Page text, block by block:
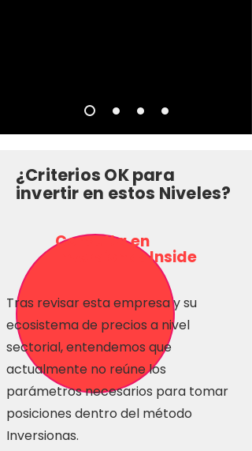
¿Criterios OK para
invertir en estos Niveles?
Consulta en
Inversionas Inside
Tras revisar esta empresa y su
ecosistema de precios a nivel
sectorial, entendemos que
actualmente no reúne los
parámetros necesarios para tomar
posiciones dentro del método
Inversionas.